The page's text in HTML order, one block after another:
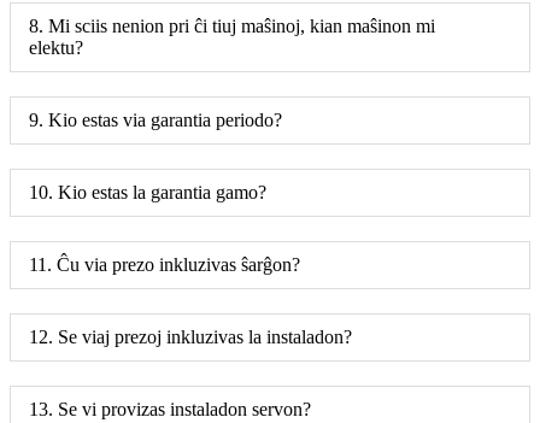
8. Mi sciis nenion pri ĉi tiuj maŝinoj, kian maŝinon mi
elektu?
9. Kio estas via garantia periodo?
10. Kio estas la garantia gamo?
11. Ĉu via prezo inkluzivas ŝarĝon?
12. Se viaj prezoj inkluzivas la instaladon?
13. Se vi provizas instaladon servon?